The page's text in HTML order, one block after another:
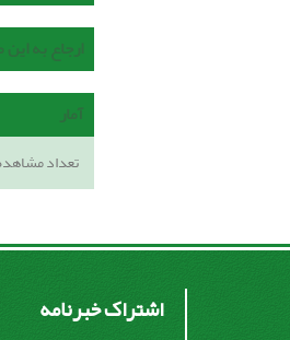
ارجاع به این
آمار
تعداد
اشتراک خبرنامه